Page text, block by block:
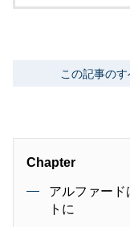
この記事のす
Chapter
アルファー
トに